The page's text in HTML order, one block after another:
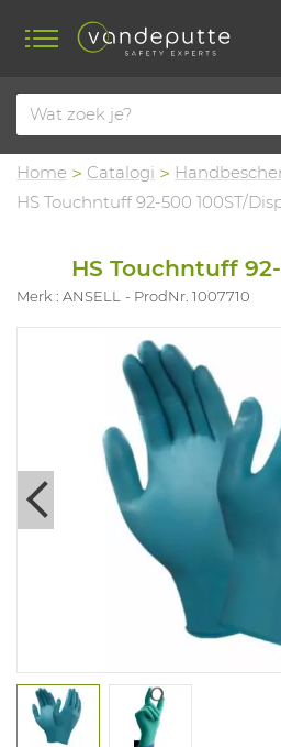
Home Catalogi
HS Touchntuff 92-500 100ST/
HS Touchntuff
Merk : ANSELL ProdNr. 1007710